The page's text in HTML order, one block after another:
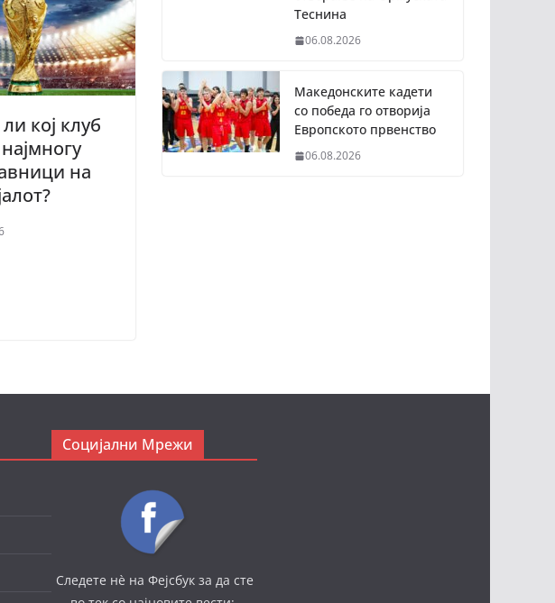
кој клуб
на
Теснина
06.08.2026
Македонските кадети
со победа го отворија
Европското првенство
06.08.2026
Социјални Мрежи
Следете нè на Фејсбук за да сте